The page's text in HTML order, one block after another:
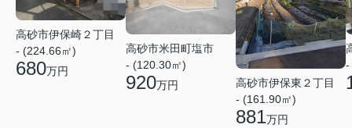
高砂市伊保崎２丁目
- (224.66㎡)
680万円
高砂市米田町塩市
- (120.30㎡)
920万円
高砂市伊保東２丁目
- (161.90㎡)
881万円
-